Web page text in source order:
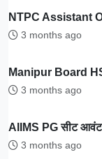
NTPC Assistant
3 months ago
Manipur Board
3 months ago
AIIMS PG सीट
3 months ago